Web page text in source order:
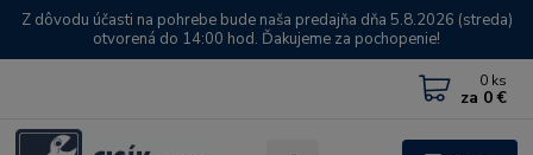
Z dôvodu účasti na pohrebe bude naša predajňa dňa 5.8.2026 (streda)
otvorená do 14:00 hod. Ďakujeme za pochopenie!
0 ks
za 0 €